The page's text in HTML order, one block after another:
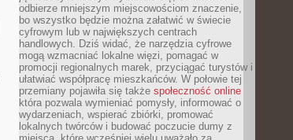
odbierze mniejszym miejscowościom znaczenie,
bo wszystko będzie można załatwić w świecie
cyfrowym lub w największych centrach
handlowych. Dziś widać, że narzędzia cyfrowe
mogą wzmacniać lokalne więzi, pomagać w
promocji regionalnych marek, przyciągać turystów i
ułatwiać współpracę mieszkańców. W połowie tej
przemiany pojawiła się także społeczność online
która pozwala wymieniać pomysły, informować o
wydarzeniach, wspierać zbiórki, promować
lokalnych twórców i budować poczucie dumy z